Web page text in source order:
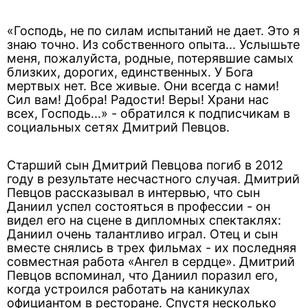
«Господь, не по силам испытаний не дает. Это я
знаю точно. Из собственного опыта... Услышьте
меня, пожалуйста, родные, потерявшие самых
близких, дорогих, единственных. У Бога
мертвых нет. Все живые. Они всегда с нами!
Сил вам! Добра! Радости! Веры! Храни нас
всех, Господь...» - обратился к подписчикам в
социальных сетях Дмитрий Певцов.
Старший сын Дмитрий Певцова погиб в 2012
году в результате несчастного случая. Дмитрий
Певцов рассказывал в интервью, что сын
Даниил успел состояться в профессии - он
видел его на сцене в дипломных спектаклях:
Даниил очень талантливо играл. Отец и сын
вместе снялись в трех фильмах - их последняя
совместная работа «Ангел в сердце». Дмитрий
Певцов вспоминал, что Даниил поразил его,
когда устроился работать на каникулах
официантом в ресторане. Спустя несколько